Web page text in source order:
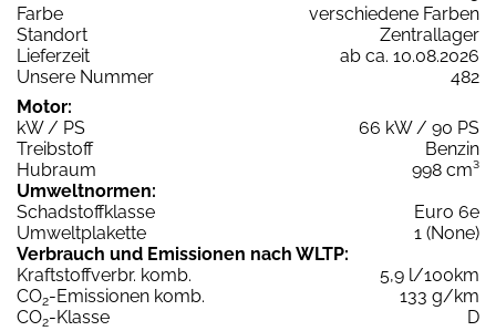
Farbe
verschiedene Farben
Standort
Zentrallager
Lieferzeit
ab ca. 10.08.2026
Unsere Nummer
482
Motor:
kW / PS
66 kW / 90 PS
Treibstoff
Benzin
Hubraum
998 cm³
Umweltnormen:
Schadstoffklasse
Euro 6e
Umweltplakette
1 (None)
Verbrauch und Emissionen nach WLTP:
Kraftstoffverbr. komb.
5,9 l/100km
CO2-Emissionen komb.
133 g/km
CO2-Klasse
D